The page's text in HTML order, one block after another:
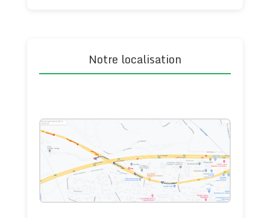
Notre localisation